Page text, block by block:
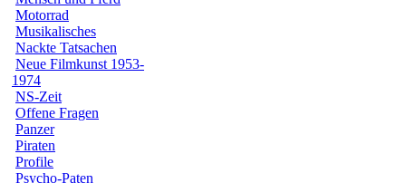
Motorrad
Musikalisches
Nackte Tatsachen
Neue Filmkunst 1953-
1974
NS-Zeit
Offene Fragen
Panzer
Piraten
Profile
Psycho-Paten